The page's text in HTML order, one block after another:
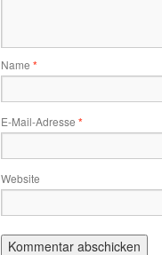
Name *
E-Mail-Adresse *
Website